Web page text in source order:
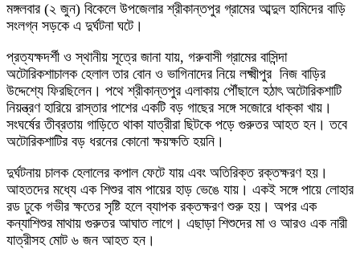
মঙ্গলবার (২ জুন) বিকেলে উপজেলার শ্রীকান্তপুর গ্রামের আব্দুল হামিদের বাড়ি
সংলগ্ন সড়কে এ দুর্ঘটনা ঘটে।
প্রত্যক্ষদর্শী ও স্থানীয় সূত্রে জানা যায়, গরুবাসী গ্রামের বাসিন্দা
অটোরিকশাচালক হেলাল তার বোন ও ভাগিনাদের নিয়ে লক্ষ্মীপুর নিজ বাড়ির
উদ্দেশ্যে ফিরছিলেন। পথে শ্রীকান্তপুর এলাকায় পৌঁছালে হঠাৎ অটোরিকশাটি
নিয়ন্ত্রণ হারিয়ে রাস্তার পাশের একটি বড় গাছের সঙ্গে সজোরে ধাক্কা খায়।
সংঘর্ষের তীব্রতায় গাড়িতে থাকা যাত্রীরা ছিটকে পড়ে গুরুতর আহত হন। তবে
অটোরিকশাটির বড় ধরনের কোনো ক্ষয়ক্ষতি হয়নি।
দুর্ঘটনায় চালক হেলালের কপাল ফেটে যায় এবং অতিরিক্ত রক্তক্ষরণ হয়।
আহতদের মধ্যে এক শিশুর বাম পায়ের হাড় ভেঙে যায়। একই সঙ্গে পায়ে লোহার
রড ঢুকে গভীর ক্ষতের সৃষ্টি হলে ব্যাপক রক্তক্ষরণ শুরু হয়। অপর এক
কন্যাশিশুর মাথায় গুরুতর আঘাত লাগে। এছাড়া শিশুদের মা ও আরও এক নারী
যাত্রীসহ মোট ৬ জন আহত হন।